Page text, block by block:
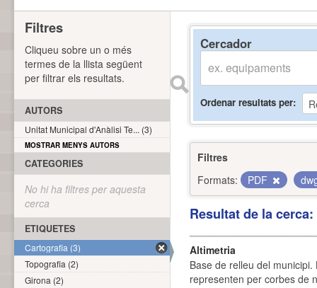
Cercador
Ordenar resultats per
Filtres
Formats:
PDF
Resultat de la
Altimetria
Base de relleu del
representen per corbes de
Filtres
Cliqueu sobre un o més
termes de la llista següent
per filtrar els resultats.
AUTORS
Unitat Municipal d'Anàlisi Te... (3)
MOSTRAR MENYS AUTORS
CATEGORIES
No hi ha filtres per aquesta
cerca
ETIQUETES
Cartografia (3)
Topografia (2)
Girona (2)